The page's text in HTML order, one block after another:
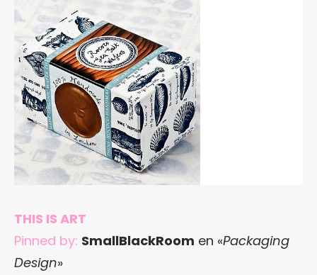
THIS IS ART
Pinned by: SmallBlackRoom en «Packaging
Design»